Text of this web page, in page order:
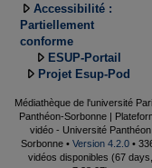
Accessibilité :
Partiellement
conforme
ESUP-Portail
Projet Esup-Pod
Médiathèque de l'université
Panthéon-Sorbonne |
vidéo - Université Panthéon
Sorbonne • Version 4.2.0 •
vidéos disponibles (67 days,